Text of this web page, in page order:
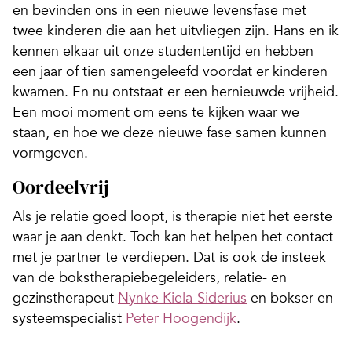
en bevinden ons in een nieuwe levensfase met
twee kinderen die aan het uitvliegen zijn. Hans en ik
kennen elkaar uit onze studententijd en hebben
een jaar of tien samengeleefd voordat er kinderen
kwamen. En nu ontstaat er een hernieuwde vrijheid.
Een mooi moment om eens te kijken waar we
staan, en hoe we deze nieuwe fase samen kunnen
vormgeven.
Oordeelvrij
Als je relatie goed loopt, is therapie niet het eerste
waar je aan denkt. Toch kan het helpen het contact
met je partner te verdiepen. Dat is ook de insteek
van de bokstherapiebege­leiders, relatie- en
gezinstherapeut Nynke Kiela-Siderius en bokser en
systeemspecia­list Peter Hoogendijk.